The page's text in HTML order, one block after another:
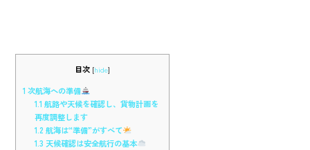
目次 [hide]
1 次航海への準備
1.1 航路や天候を確認し、貨物計画を
再度調整します
1.2 航海は“準備”がすべて
1.3 天候確認は安全航行の基本